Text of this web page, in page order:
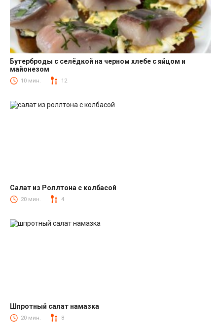
Закуски
Бутерброды с селёдкой на черном хлебе с яйцом и
майонезом
10 мин. 12
Салаты с колбасой
Салат из Роллтона с колбасой
20 мин. 4
Салаты со шпротами
Шпротный салат намазка
20 мин. 8